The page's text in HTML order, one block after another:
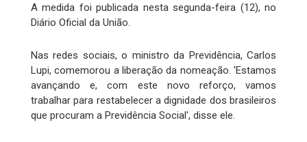
A medida foi publicada nesta segunda-feira (12), no
Diário Oficial da União.
Nas redes sociais, o ministro da Previdência, Carlos
Lupi, comemorou a liberação da nomeação. 'Estamos
avançando e, com este novo reforço, vamos
trabalhar para restabelecer a dignidade dos brasileiros
que procuram a Previdência Social', disse ele.